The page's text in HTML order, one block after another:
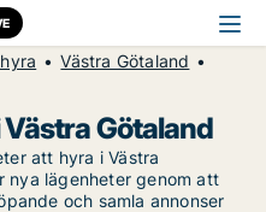
Västra Götaland
Götaland
att hyra i Västra
nya lägenheter genom att
och samla annonser